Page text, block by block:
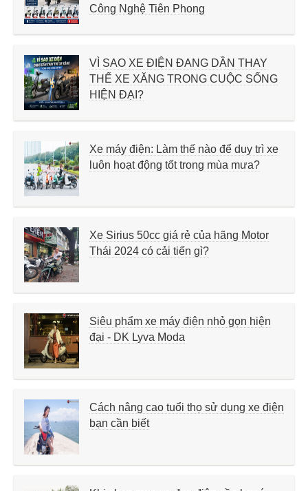
Công Nghệ Tiên Phong
VÌ SAO XE ĐIỆN ĐANG DẦN THAY
THẾ XE XĂNG TRONG CUỘC SỐNG
HIỆN ĐẠI?
Xe máy điện: Làm thế nào để duy trì xe
luôn hoạt động tốt trong mùa mưa?
Xe Sirius 50cc giá rẻ của hãng Motor
Thái 2024 có cải tiến gì?
Siêu phẩm xe máy điện nhỏ gọn hiện
đại - DK Lyva Moda
Cách nâng cao tuổi thọ sử dụng xe điện
bạn cần biết